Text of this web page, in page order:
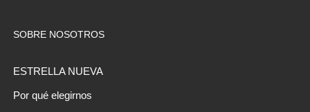
SOBRE NOSOTROS
ESTRELLA NUEVA
Por qué elegirnos